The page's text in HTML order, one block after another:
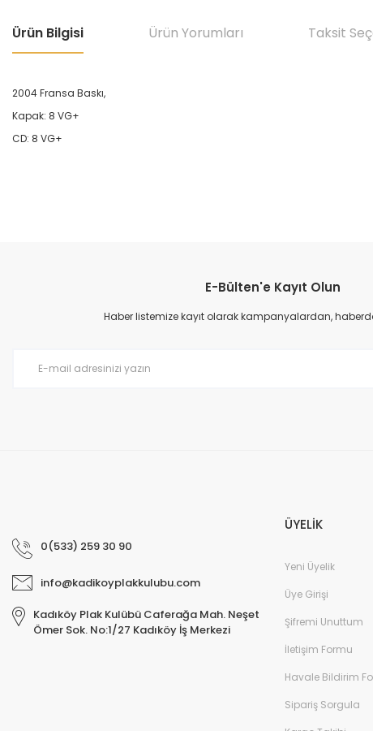
Ürün Bilgisi Ürün Yorumları Taksit
2004 Fransa Baskı,
Kapak: 8 VG+
CD: 8 VG+
Ürün resmi kalitesiz, bozuk veya görüntülenemiyor.
Ürün açıklamasında eksik bilgiler bulunuyor.
E-Bülten'e Kayıt Olun
Haber listemize kayıt olarak kampanyalardan,
0(533) 259 30 90
info@kadikoyplakkulubu.com
Kadıköy Plak Kulübü Caferağa Mah. Neşet
Ömer Sok. No:1/27 Kadıköy İş Merkezi
ÜYELİK
Yeni Üyelik
Üye Girişi
Şifremi Unuttum
İletişim Formu
Havale Bildirim
Sipariş Sorgula